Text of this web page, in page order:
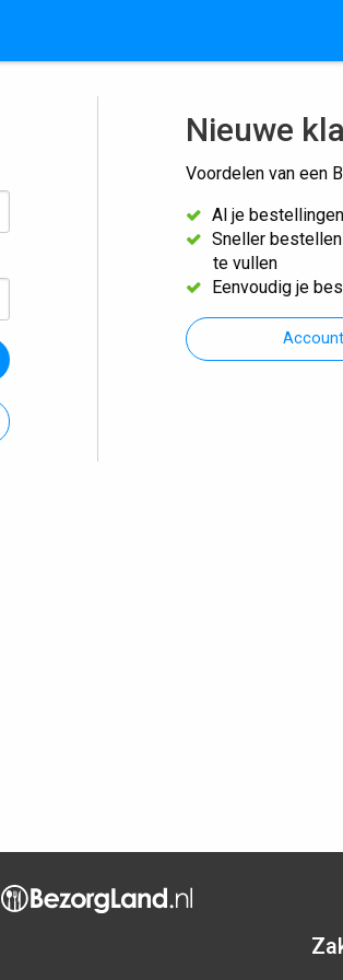
Nieuwe
Voordelen van een
Al je
Sneller
te vullen
Eenvoudig je